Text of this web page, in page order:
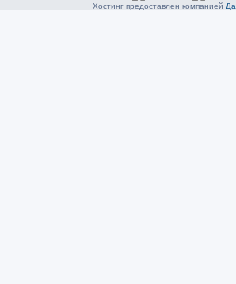
Хостинг предоставлен компанией